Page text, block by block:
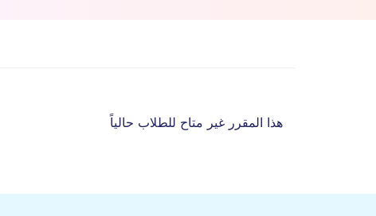
هذا المقرر غير متاح للطلاب حالياً